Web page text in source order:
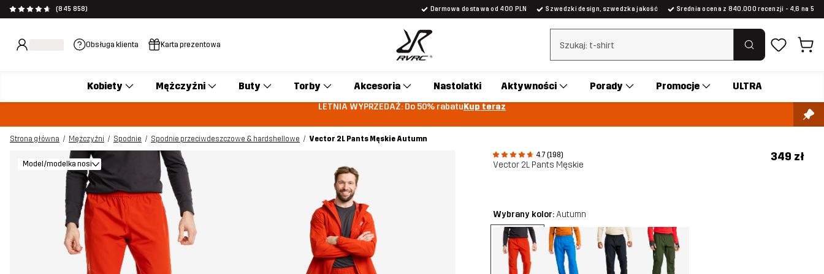
(845 858) Darmowa dostawa od 400 PLN Szwedzki design, szwedzka jakość Średnia ocena z 840.000 recenzji - 4,6 na 5
Obsługa klienta Karta prezentowa Wyczyść wyszukiwanie
Kobiety Mężczyźni Buty Torby Akcesoria Nastolatki Aktywności Porady Promocje ULTRA
LETNIA WYPRZEDAŻ: Do 50% rabatuKup teraz
Strona główna Mężczyźni Spodnie Spodnie przeciwdeszczowe & hardshellowe
Vector 2L Pants Męskie Autumn
4.7 (198)
Vector 2L Pants Męskie
349 zł
Model/modelka nosi
Wybrany kolor: Autumn